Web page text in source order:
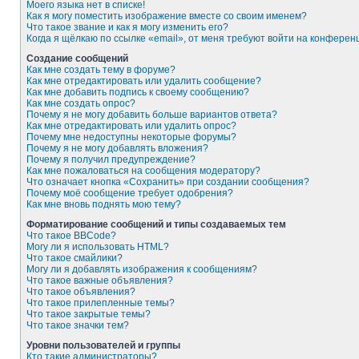
Моего языка нет в списке!
Как я могу поместить изображение вместе со своим именем?
Что такое звание и как я могу изменить его?
Когда я щёлкаю по ссылке «email», от меня требуют войти на
Создание сообщений
Как мне создать тему в форуме?
Как мне отредактировать или удалить сообщение?
Как мне добавить подпись к своему сообщению?
Как мне создать опрос?
Почему я не могу добавить больше вариантов ответа?
Как мне отредактировать или удалить опрос?
Почему мне недоступны некоторые форумы?
Почему я не могу добавлять вложения?
Почему я получил предупреждение?
Как мне пожаловаться на сообщения модератору?
Что означает кнопка «Сохранить» при создании сообщения?
Почему моё сообщение требует одобрения?
Как мне вновь поднять мою тему?
Форматирование сообщений и типы создаваемых тем
Что такое BBCode?
Могу ли я использовать HTML?
Что такое смайлики?
Могу ли я добавлять изображения к сообщениям?
Что такое важные объявления?
Что такое объявления?
Что такое прилепленные темы?
Что такое закрытые темы?
Что такое значки тем?
Уровни пользователей и группы
Кто такие администраторы?